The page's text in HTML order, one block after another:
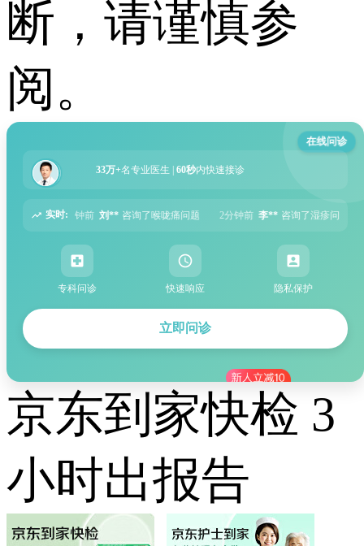
断，请谨慎参
阅。
在线问诊
33万+名专业医生 | 60秒内快速接诊
实时:
了喉咙痛问题 2分钟前 李** 咨询了湿疹问题 5分钟前 张** 咨询了过敏性鼻
专科问诊 快速响应 隐私保护
立即问诊
京东到家快检 3
小时出报告